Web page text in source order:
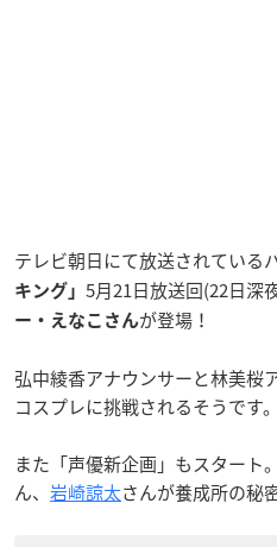
テレビ朝日にて放送されている
キング」 5月21日放送回(22日深
ー・えなこさんが登場！
弘中綾香アナウンサーと林美桜
コスプレに挑戦されるそうです。
また「声優新企画」もスタート。
ん、 岩崎諒太さんが養成所の秘